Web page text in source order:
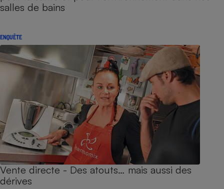
salles de bains
ENQUÊTE
Vente directe - Des atouts… mais aussi des
dérives